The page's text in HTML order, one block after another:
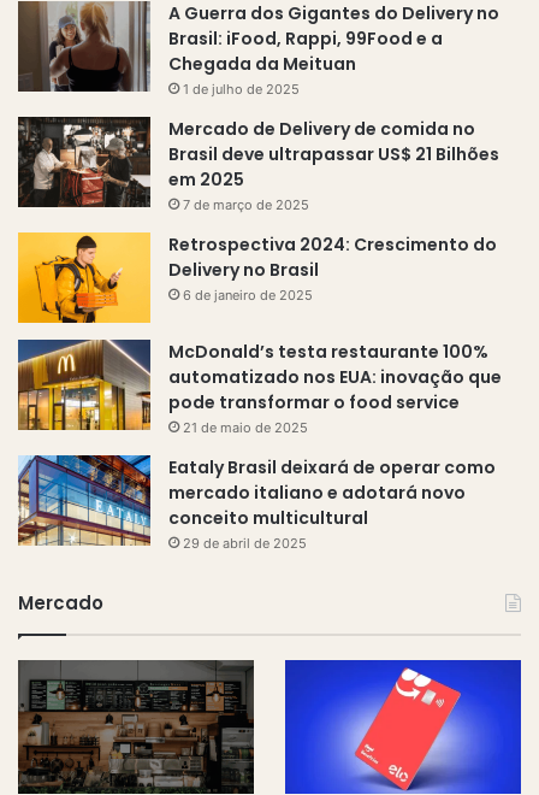
A Guerra dos Gigantes do Delivery no
Brasil: iFood, Rappi, 99Food e a
Chegada da Meituan
1 de julho de 2025
Mercado de Delivery de comida no
Brasil deve ultrapassar US$ 21 Bilhões
em 2025
7 de março de 2025
Retrospectiva 2024: Crescimento do
Delivery no Brasil
6 de janeiro de 2025
McDonald’s testa restaurante 100%
automatizado nos EUA: inovação que
pode transformar o food service
21 de maio de 2025
Eataly Brasil deixará de operar como
mercado italiano e adotará novo
conceito multicultural
29 de abril de 2025
Mercado